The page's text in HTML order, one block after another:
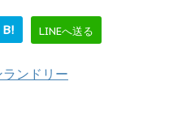
B! LINEへ送る
ンドリー